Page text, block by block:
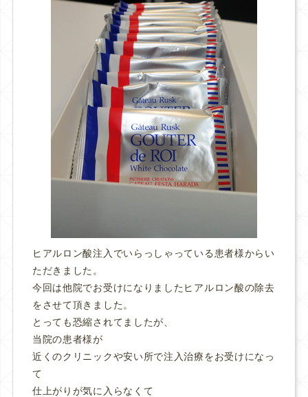
ヒアルロン酸注入でいらっしゃっている患者様からい
ただきました。
今回は他院でお受けになりましたヒアルロン酸の除去
をさせて頂きました。
とっても恐縮されてましたが、
当院の患者様が
近くのクリニックや安い所で注入治療をお受けになっ
て
仕上がりが気に入らなくて